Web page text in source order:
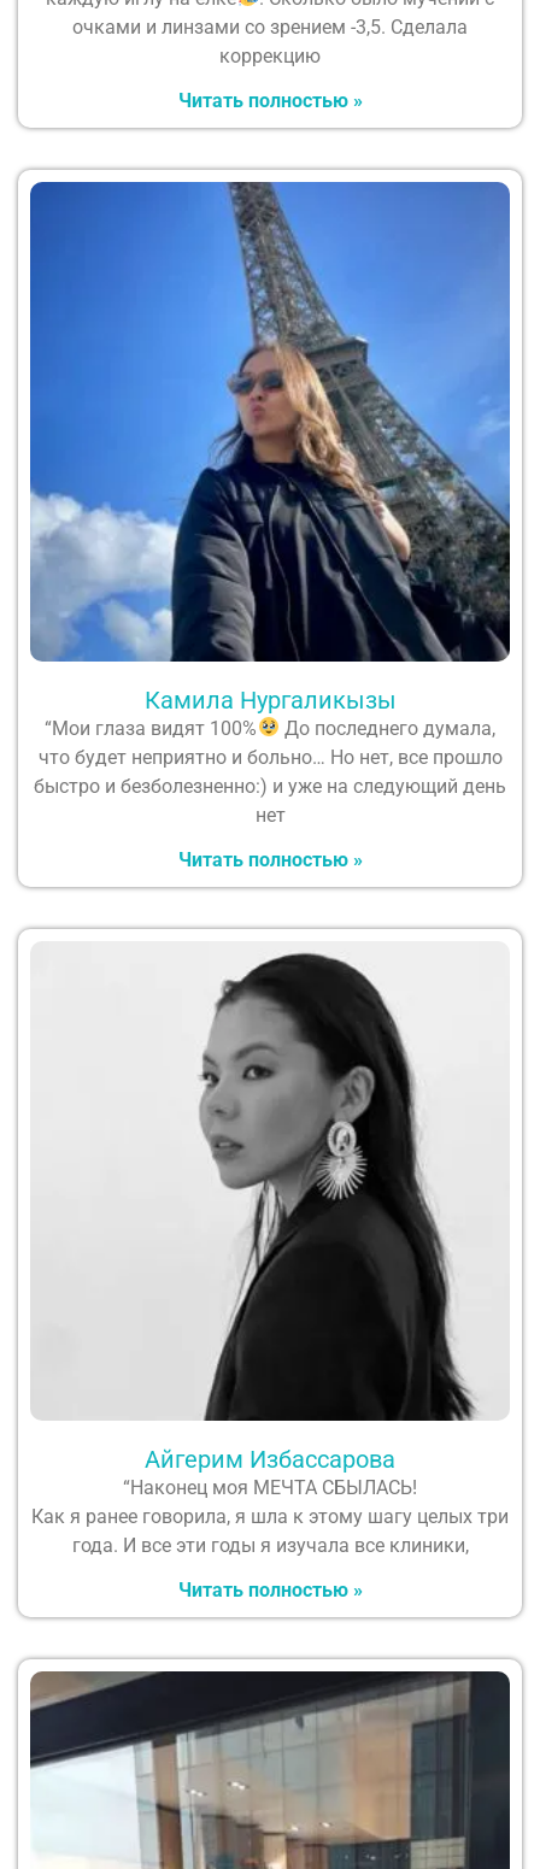
очками и линзами со зрением -3,5. Сделала
коррекцию
Читать полностью »
Камила Нургаликызы
“Мои глаза видят 100%
До последнего думала,
что будет неприятно и больно… Но нет, все прошло
быстро и безболезненно:) и уже на следующий день
нет
Читать полностью »
Айгерим Избассарова
“Наконец моя МЕЧТА СБЫЛАСЬ!
Как я ранее говорила, я шла к этому шагу целых три
года. И все эти годы я изучала все клиники,
Читать полностью »